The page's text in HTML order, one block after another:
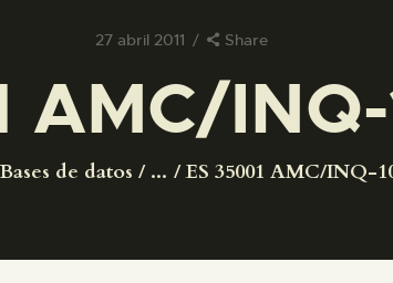
27 abril 2011 Share
AMC/
Bases de datos ... ES 35001 AMC/INQ-